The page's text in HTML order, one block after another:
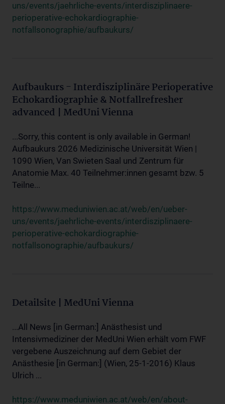
uns/events/jaehrliche-events/interdisziplinaere-
perioperative-echokardiographie-
notfallsonographie/aufbaukurs/
Aufbaukurs - Interdisziplinäre Perioperative
Echokardiographie & Notfallrefresher
advanced | MedUni Vienna
...Sorry, this content is only available in German!
Aufbaukurs 2026 Medizinische Universität Wien |
1090 Wien, Van Swieten Saal und Zentrum für
Anatomie Max. 40 Teilnehmer:innen gesamt bzw. 5
Teilne...
https://www.meduniwien.ac.at/web/en/ueber-
uns/events/jaehrliche-events/interdisziplinaere-
perioperative-echokardiographie-
notfallsonographie/aufbaukurs/
Detailsite | MedUni Vienna
...All News [in German:] Anästhesist und
Intensivmediziner der MedUni Wien erhält vom FWF
vergebene Auszeichnung auf dem Gebiet der
Anästhesie [in German:] (Wien, 25-1-2016) Klaus
Ulrich ...
https://www.meduniwien.ac.at/web/en/about-